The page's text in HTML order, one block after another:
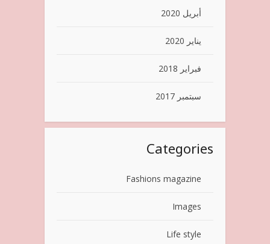
أبريل 2020
يناير 2020
فبراير 2018
سبتمبر 2017
Categories
Fashions magazine
Images
Life style